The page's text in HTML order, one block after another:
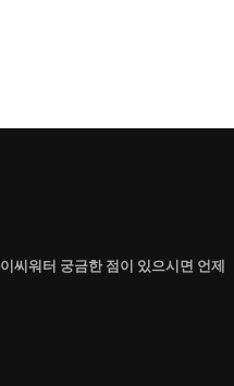
씨워터 궁금한 점이 있으시면 언제